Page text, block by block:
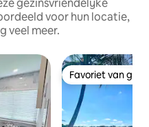
gezinsvriendelijke
voor hun locatie,
veel meer.
Favoriet van
Favoriet van